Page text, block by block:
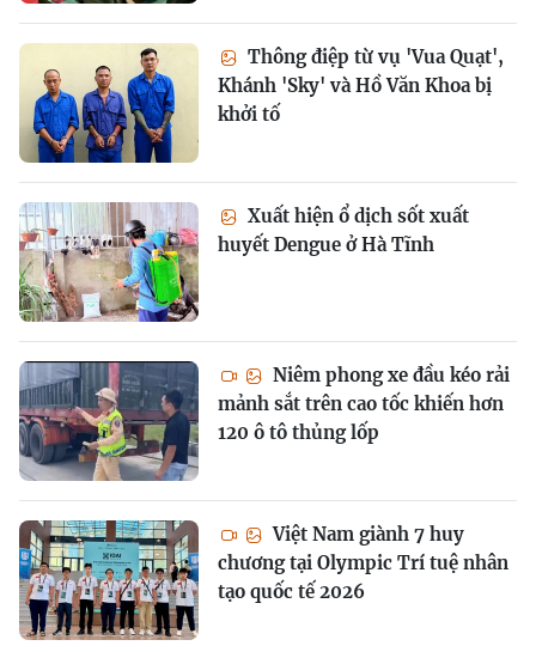
Thông điệp từ vụ 'Vua Quạt',
Khánh 'Sky' và Hồ Văn Khoa bị
khởi tố
Xuất hiện ổ dịch sốt xuất
huyết Dengue ở Hà Tĩnh
Niêm phong xe đầu kéo rải
mảnh sắt trên cao tốc khiến hơn
120 ô tô thủng lốp
Việt Nam giành 7 huy
chương tại Olympic Trí tuệ nhân
tạo quốc tế 2026